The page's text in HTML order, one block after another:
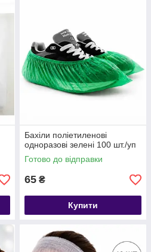
Бахіли поліетиленові
одноразові зелені 100 шт./уп
Готово до відправки
65 ₴
Купити